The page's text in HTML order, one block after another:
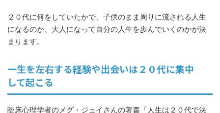
２０代に何をしていたかで、子供のまま周りに流される人生
になるのか、大人になって自分の人生を歩んでいくのかが決
まります。
一生を左右する経験や出会いは２０代に集中
して起こる
臨床心理学者のメグ・ジェイさんの著書「人生は２０代で決